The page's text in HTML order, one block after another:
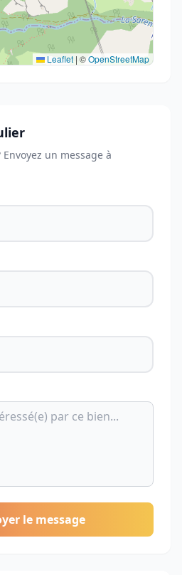
Leaflet | ©OpenStreetMap
un message à
le message